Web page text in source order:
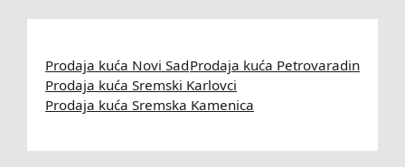
Prodaja kuća Novi SadProdaja kuća Petrovaradin
Prodaja kuća Sremski Karlovci
Prodaja kuća Sremska Kamenica